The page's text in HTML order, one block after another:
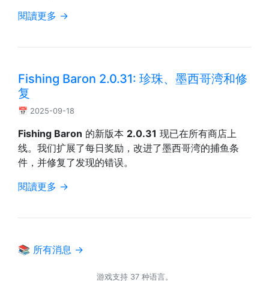
閱讀更多 →
Fishing Baron 2.0.31: 珍珠、墨西哥湾和修
复
📅 2025-09-18
Fishing Baron 的新版本 2.0.31 现已在所有商店上
线。我们扩展了每日奖励，改进了墨西哥湾的捕鱼条
件，并修复了发现的错误。
閱讀更多 →
📚 所有消息 →
游戏支持 37 种语言。